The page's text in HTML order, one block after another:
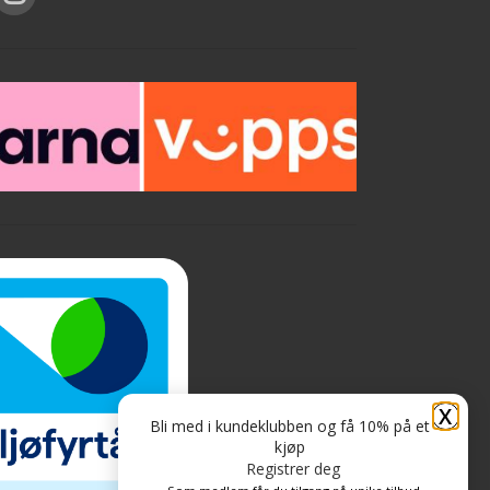
X
Bli med i kundeklubben og få 10% på et
kjøp
Registrer deg